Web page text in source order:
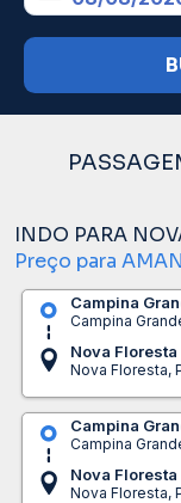
INDO PARA
Preço para
Campina
Campina
Nova Floresta
Nova Floresta,
Campina
Campina
Nova Floresta
Nova Floresta,